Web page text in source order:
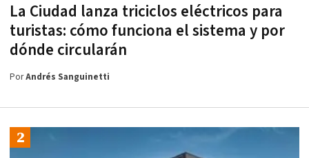
La Ciudad lanza triciclos eléctricos para
turistas: cómo funciona el sistema y por
dónde circularán
PorAndrés Sanguinetti